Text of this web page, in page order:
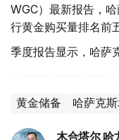
WGC）最新报告，
行黄金购买量排名前
季度报告显示，哈萨
黄金储备 哈萨克斯
木合塔尔 哈